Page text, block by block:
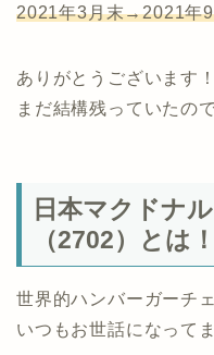
2021年3月末→2021年
ありがとうございます！
まだ結構残っていたの
日本マクドナ
（2702）とは
世界的ハンバーガーチ
いつもお世話になって